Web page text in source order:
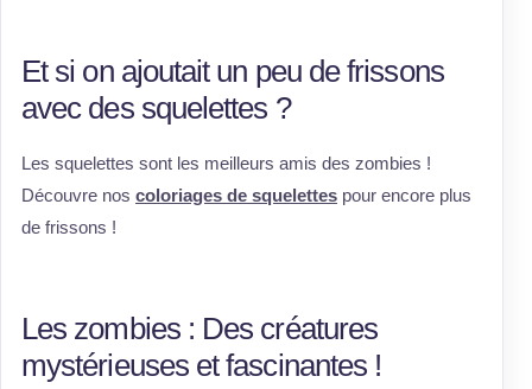
Et si on ajoutait un peu de frissons
avec des squelettes ?
Les squelettes sont les meilleurs amis des zombies !
Découvre nos coloriages de squelettes pour encore plus
de frissons !
Les zombies : Des créatures
mystérieuses et fascinantes !